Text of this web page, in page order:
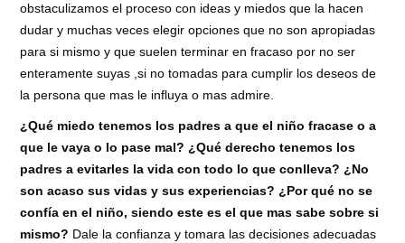
obstaculizamos el proceso con ideas y miedos que la hacen
dudar y muchas veces elegir opciones que no son apropiadas
para si mismo y que suelen terminar en fracaso por no ser
enteramente suyas ,si no tomadas para cumplir los deseos de
la persona que mas le influya o mas admire.
¿Qué miedo tenemos los padres a que el niño fracase o a
que le vaya o lo pase mal? ¿Qué derecho tenemos los
padres a evitarles la vida con todo lo que conlleva? ¿No
son acaso sus vidas y sus experiencias? ¿Por qué no se
confía en el niño, siendo este es el que mas sabe sobre si
mismo? Dale la confianza y tomara las decisiones adecuadas